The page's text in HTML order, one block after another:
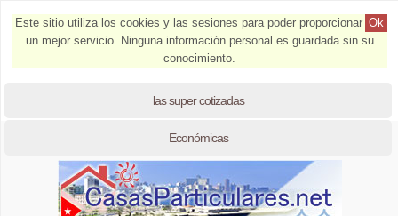
Ok
Este sitio utiliza los cookies y las sesiones para poder proporcionar
un mejor servicio. Ninguna información personal es guardada sin su
conocimiento.
las super cotizadas
Económicas